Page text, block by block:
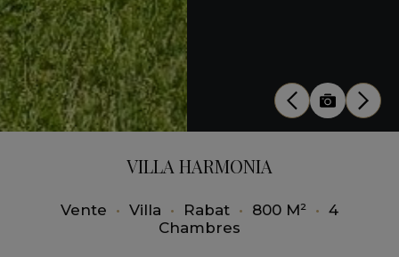
VILLA HARMONIA
Vente • Villa • Rabat • 800 M² • 4
Chambres